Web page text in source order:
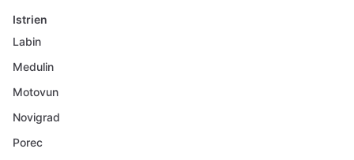
Istrien
Labin
Medulin
Motovun
Novigrad
Porec